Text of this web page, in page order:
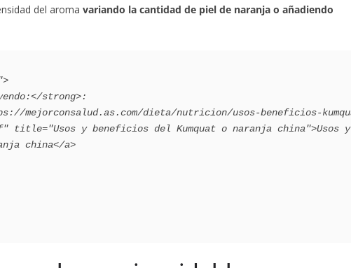
del aroma variando la cantidad de piel de naranja o añadiendo
title="Usos y beneficios del Kumquat o naranja china">Usos y
china</a>